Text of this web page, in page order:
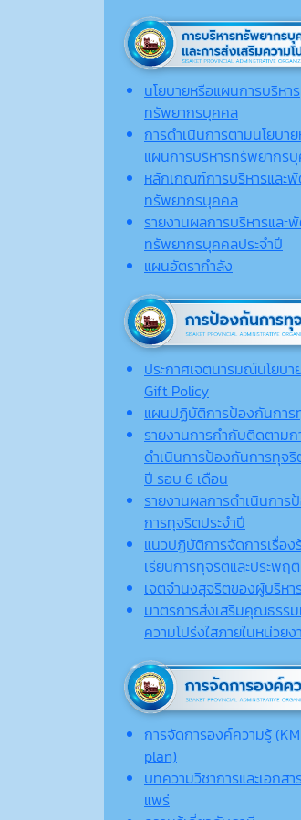
นโยบายหรือแผนการบริหาร
ทรัพยากรบุคคล
การดำเนินการตามนโยบา
แผนการบริหารทรัพยากร
หลักเกณฑ์การบริหารและ
ทรัพยากรบุคคล
รายงานผลการบริหารและ
ทรัพยากรบุคคลประจำปี
แผนอัตรากำลัง
ประกาศเจตนารมณ์นโยบา
Gift Policy
แผนปฏิบัติการป้องกันการ
รายงานการกำกับติดตามก
ดำเนินการป้องกันการทุจริ
ปี รอบ 6 เดือน
รายงานผลการดำเนินการ
การทุจริตประจำปี
แนวปฏิบัติการจัดการเรื่อง
เรียนการทุจริตและประพฤ
เจตจํานงสุจริตของผู้บริหา
มาตรการส่งเสริมคุณธรรม
ความโปร่งใสภายในหน่วยง
การจัดการองค์ความรู้
plan)
บทความวิชาการและเอกสา
แพร่